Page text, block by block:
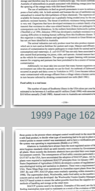
1999 Page 162